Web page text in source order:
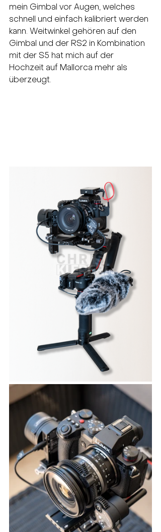
mein Gimbal vor Augen, welches
schnell und einfach kalibriert werden
kann. Weitwinkel gehören auf den
Gimbal und der RS2 in Kombination
mit der S5 hat mich auf der
Hochzeit auf Mallorca mehr als
überzeugt.